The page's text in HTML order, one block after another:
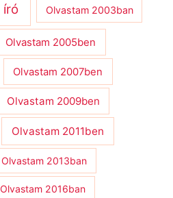
író Olvastam 2003ban
Olvastam 2005ben
Olvastam 2007ben
Olvastam 2009ben
Olvastam 2011ben
Olvastam 2013ban
Olvastam 2016ban